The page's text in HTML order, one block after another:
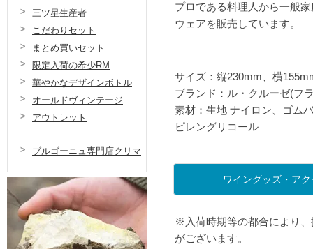
プロである料理人から一般
ウェアを販売しています。
サイズ：縦230mm、横
ブランド：ル・クルーゼ(フ
素材：生地 ナイロン、ゴム
ピレングリコール
ワイングッズ・ア
※入荷時期等の都合により
がございます。
三ツ星生産者
こだわりセット
まとめ買いセット
限定入荷の希少RM
華やかなデザインボトル
オールドヴィンテージ
アウトレット
ブルゴーニュ専門店クリマ